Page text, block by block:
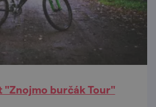
"Znojmo burčák Tour"